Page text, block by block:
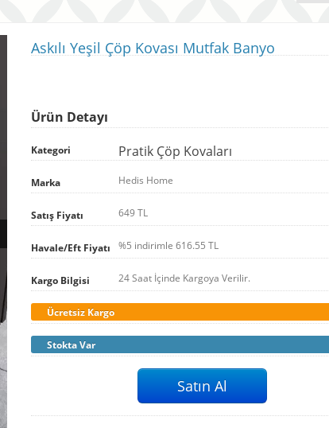
Askılı Yeşil Çöp Kovası Mutfak Banyo
Ürün Detayı
Kategori Pratik Çöp Kovaları
Marka Hedis Home
Satış Fiyatı 649 TL
Havale/Eft Fiyatı %5 indirimle 616.55 TL
Kargo Bilgisi 24 Saat İçinde Kargoya Verilir.
Ücretsiz Kargo
Stokta Var